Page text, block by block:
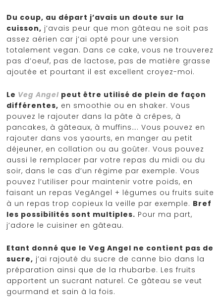
Du coup, au départ j’avais un doute sur la
cuisson, j’avais peur que mon gâteau ne soit pas
assez aérien car j’ai opté pour une version
totalement vegan. Dans ce cake, vous ne trouverez
pas d’oeuf, pas de lactose, pas de matière grasse
ajoutée et pourtant il est excellent croyez-moi.
Le Veg Angel peut être utilisé de plein de façon
différentes, en smoothie ou en shaker. Vous
pouvez le rajouter dans la pâte à crêpes, à
pancakes, à gâteaux, à muffins…. Vous pouvez en
rajouter dans vos yaourts, en manger au petit
déjeuner, en collation ou au goûter. Vous pouvez
aussi le remplacer par votre repas du midi ou du
soir, dans le cas d’un régime par exemple. Vous
pouvez l’utiliser pour maintenir votre poids, en
faisant un repas VegAngel + légumes ou fruits suite
à un repas trop copieux la veille par exemple. Bref
les possibilités sont multiples. Pour ma part,
j’adore le cuisiner en gâteau.
Etant donné que le Veg Angel ne contient pas de
sucre, j’ai rajouté du sucre de canne bio dans la
préparation ainsi que de la rhubarbe. Les fruits
apportent un sucrant naturel. Ce gâteau se veut
gourmand et sain à la fois.